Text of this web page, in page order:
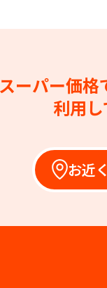
スーパー価格
利用
お近